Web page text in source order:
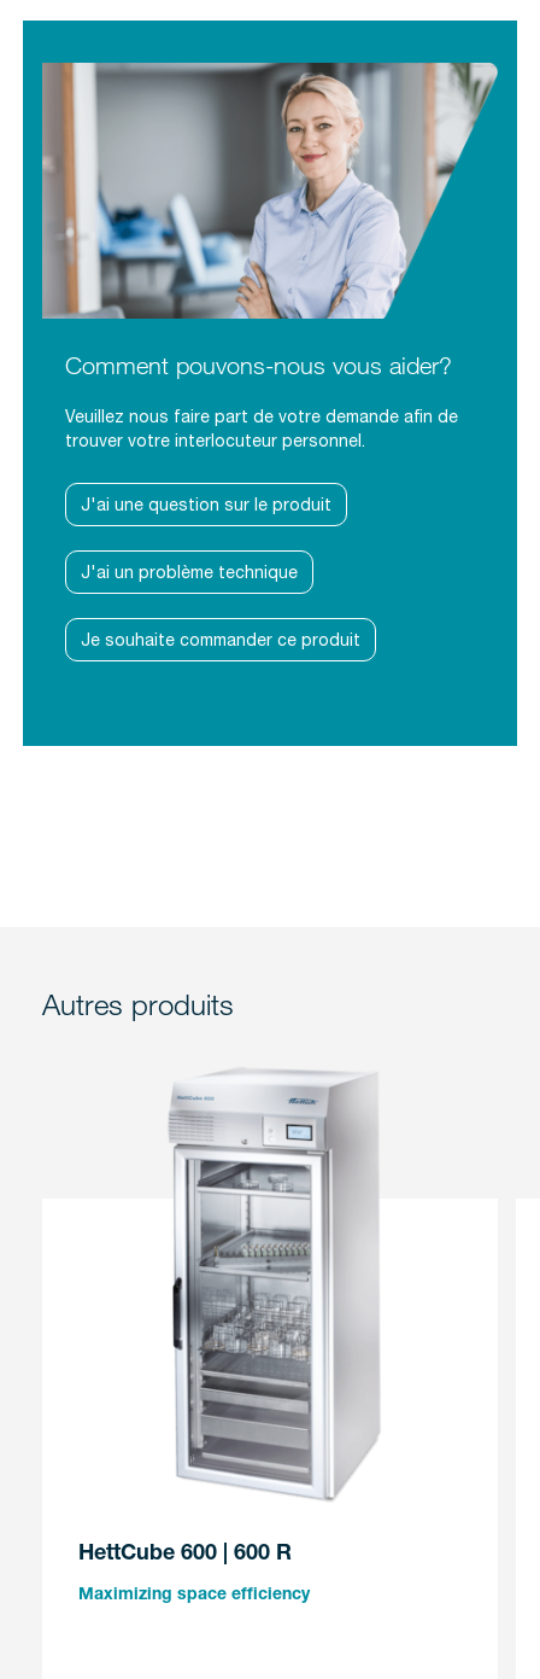
Comment pouvons-nous vous aider?
Veuillez nous faire part de votre demande afin de
trouver votre interlocuteur personnel.
J'ai une question sur le produit
J'ai un problème technique
Je souhaite commander ce produit
Autres produits
HettCube 600 | 600 R
Maximizing space efficiency